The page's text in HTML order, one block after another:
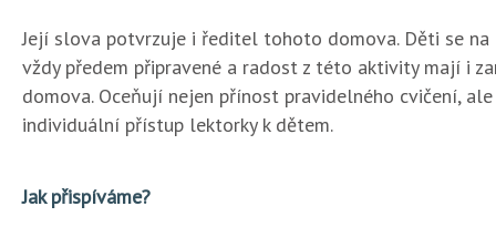
Její slova potvrzuje i ředitel tohoto domova. Děti se na
vždy předem připravené a radost z této aktivity mají i
domova. Oceňují nejen přínost pravidelného cvičení,
individuální přístup lektorky k dětem.
Jak přispíváme?